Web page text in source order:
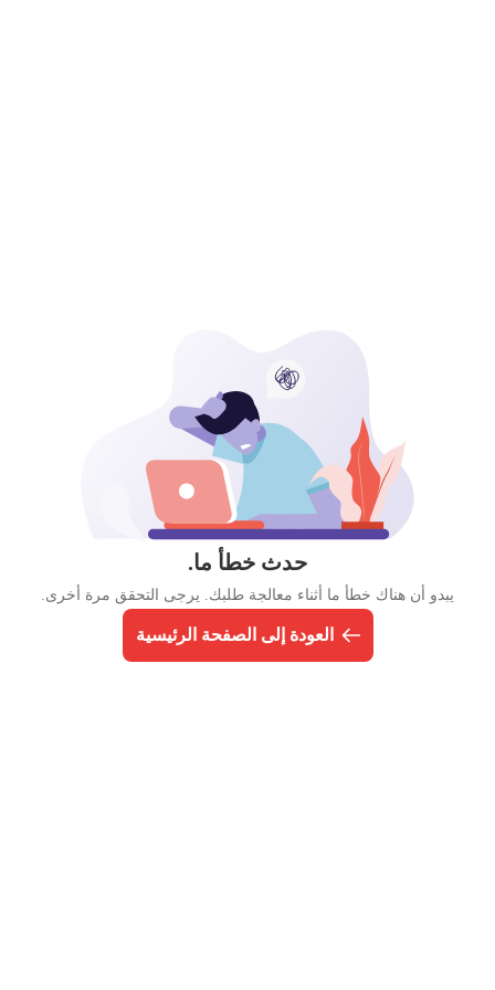
حدث خطأ ما.
يبدو أن هناك خطأ ما أثناء معالجة طلبك. يرجى التحقق مرة أخرى.
العودة إلى الصفحة الرئيسية